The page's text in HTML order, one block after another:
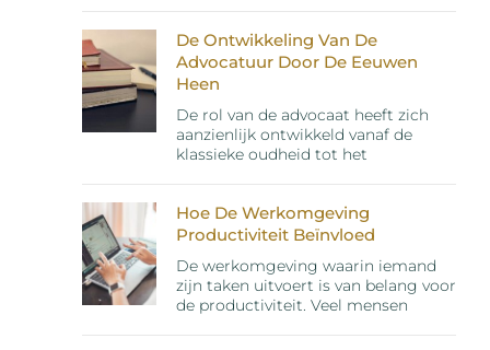
De Ontwikkeling Van De
Advocatuur Door De Eeuwen
Heen
De rol van de advocaat heeft zich
aanzienlijk ontwikkeld vanaf de
klassieke oudheid tot het
Hoe De Werkomgeving
Productiviteit Beïnvloed
De werkomgeving waarin iemand
zijn taken uitvoert is van belang voor
de productiviteit. Veel mensen